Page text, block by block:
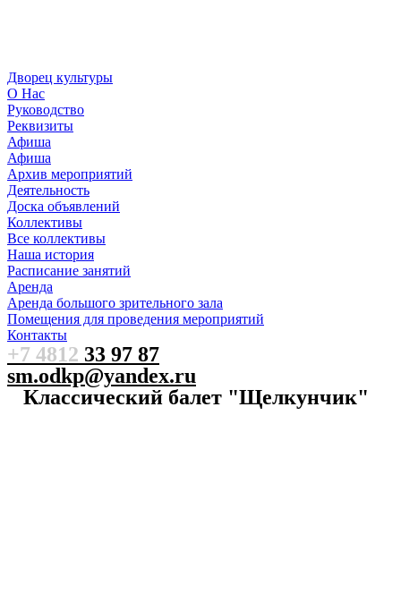
Дворец культуры
О Нас
Руководство
Реквизиты
Афиша
Афиша
Архив мероприятий
Деятельность
Доска объявлений
Коллективы
Все коллективы
Наша история
Расписание занятий
Аренда
Аренда большого зрительного зала
Помещения для проведения мероприятий
Контакты
+7 4812 33 97 87
sm.odkp@yandex.ru
Классический балет "Щелкунчик"